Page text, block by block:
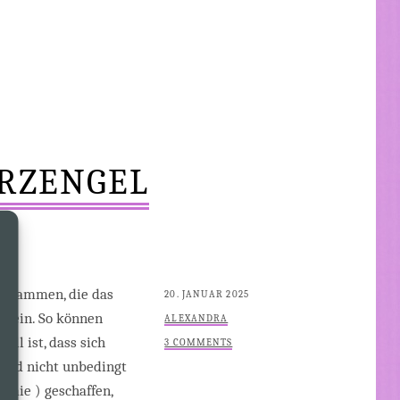
die das
So können
ist, dass sich
nicht unbedingt
) geschaffen,
POSTED
ON
20. JANUAR 2025
BY
ALEXANDRA
3 COMMENTS